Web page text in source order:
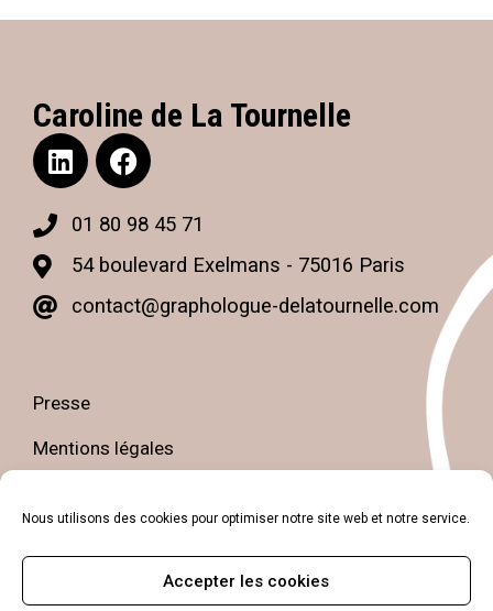
Nous utilisons des cookies pour optimiser notre site web et notre service.
Accepter les cookies
Caroline de La Tournelle
01 80 98 45 71
54 boulevard Exelmans - 75016 Paris
contact@graphologue-delatournelle.com
Presse
Mentions légales